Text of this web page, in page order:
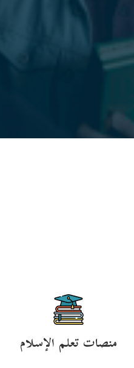
منصات تعلم الإسلام